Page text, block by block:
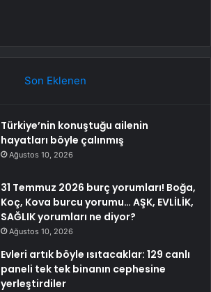
Son Eklenen
Türkiye’nin konuştuğu ailenin
hayatları böyle çalınmış
Ağustos 10, 2026
31 Temmuz 2026 burç yorumları! Boğa,
Koç, Kova burcu yorumu… AŞK, EVLİLİK,
SAĞLIK yorumları ne diyor?
Ağustos 10, 2026
Evleri artık böyle ısıtacaklar: 129 canlı
paneli tek tek binanın cephesine
yerleştirdiler